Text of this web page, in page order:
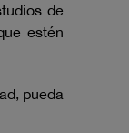
de
estén
pueda